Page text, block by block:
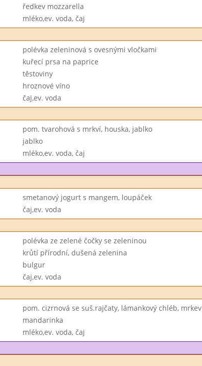
ředkev mozzarella
mléko,ev. voda, čaj
polévka zeleninová s ovesnými vločkami
kuřecí prsa na paprice
těstoviny
hroznové víno
čaj,ev. voda
pom. tvarohová s mrkví, houska, jablko
jablko
mléko,ev. voda, čaj
smetanový jogurt s mangem, loupáček
čaj,ev. voda
polévka ze zelené čočky se zeleninou
krůtí přírodní, dušená zelenina
bulgur
čaj,ev. voda
pom. cizrnová se suš.rajčaty, lámankový chléb, mrkev
mandarinka
mléko,ev. voda, čaj